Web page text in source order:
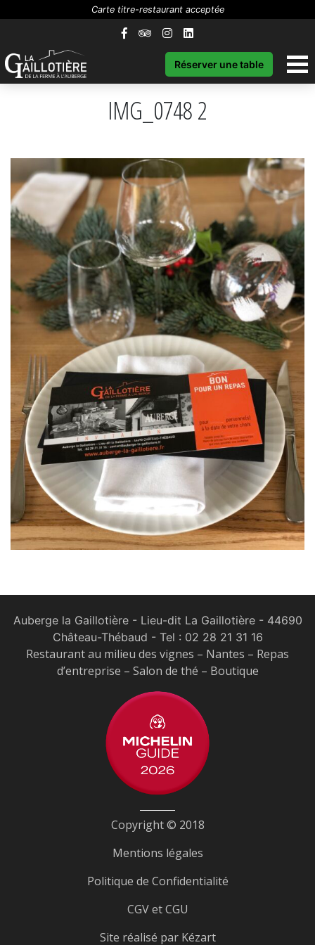
Carte titre-restaurant acceptée
Réserver une table
IMG_0748 2
Auberge la Gaillotière - Lieu-dit La Gaillotière - 44690
Château-Thébaud - Tel : 02 28 21 31 16
Restaurant au milieu des vignes – Nantes – Repas
d’entreprise – Salon de thé – Boutique
Copyright © 2018
Mentions légales
Politique de Confidentialité
CGV et CGU
Site réalisé par Kézart